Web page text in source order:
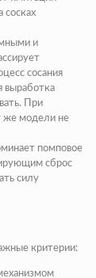
сосках
и
сосания
выработка
При
же модели не
помповое
сброс
силу
критерии: